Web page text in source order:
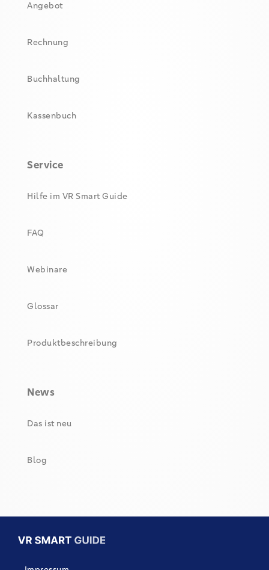
Angebot
Rechnung
Buchhaltung
Kassenbuch
Service
Hilfe im VR Smart Guide
FAQ
Webinare
Glossar
Produktbeschreibung
News
Das ist neu
Blog